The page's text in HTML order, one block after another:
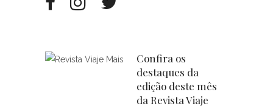
Confira os
destaques da
edição deste mês
da Revista Viaje